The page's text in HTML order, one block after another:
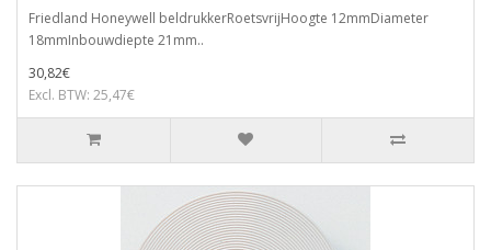
Friedland Honeywell beldrukkerRoetsvrijHoogte 12mmDiameter
18mmInbouwdiepte 21mm..
30,82€
Excl. BTW: 25,47€